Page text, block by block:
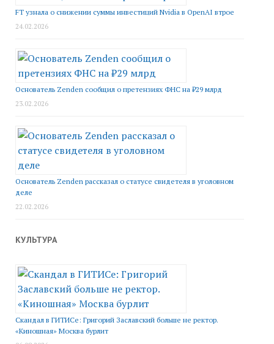
FT узнала о снижении суммы инвестиций Nvidia в OpenAI втрое
24.02.2026
Основатель Zenden сообщил о претензиях ФНС на ₽29 млрд
23.02.2026
Основатель Zenden рассказал о статусе свидетеля в уголовном
деле
22.02.2026
КУЛЬТУРА
Скандал в ГИТИСе: Григорий Заславский больше не ректор.
«Киношная» Москва бурлит